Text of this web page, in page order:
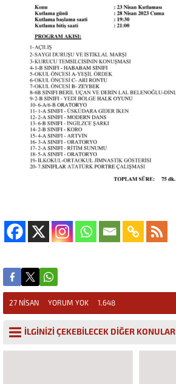
27 NISAN YORUM YOK 1.648
İLGİNİZİ ÇEKEBİLECEK DİĞER KONULAR